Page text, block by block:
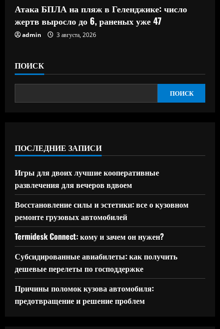
Атака БПЛА на пляж в Геленджике: число
жертв выросло до 6, раненых уже 47
admin 3 августа, 2026
ПОИСК
ПОИСК
ПОСЛЕДНИЕ ЗАПИСИ
Игры для двоих лучшие кооперативные
развлечения для вечеров вдвоем
Восстановление силы и эстетики: все о кузовном
ремонте грузовых автомобилей
Termidesk Connect: кому и зачем он нужен?
Субсидированные авиабилеты: как получить
дешевые перелеты по господдержке
Причины поломок кузова автомобиля:
предотвращение и решение проблем